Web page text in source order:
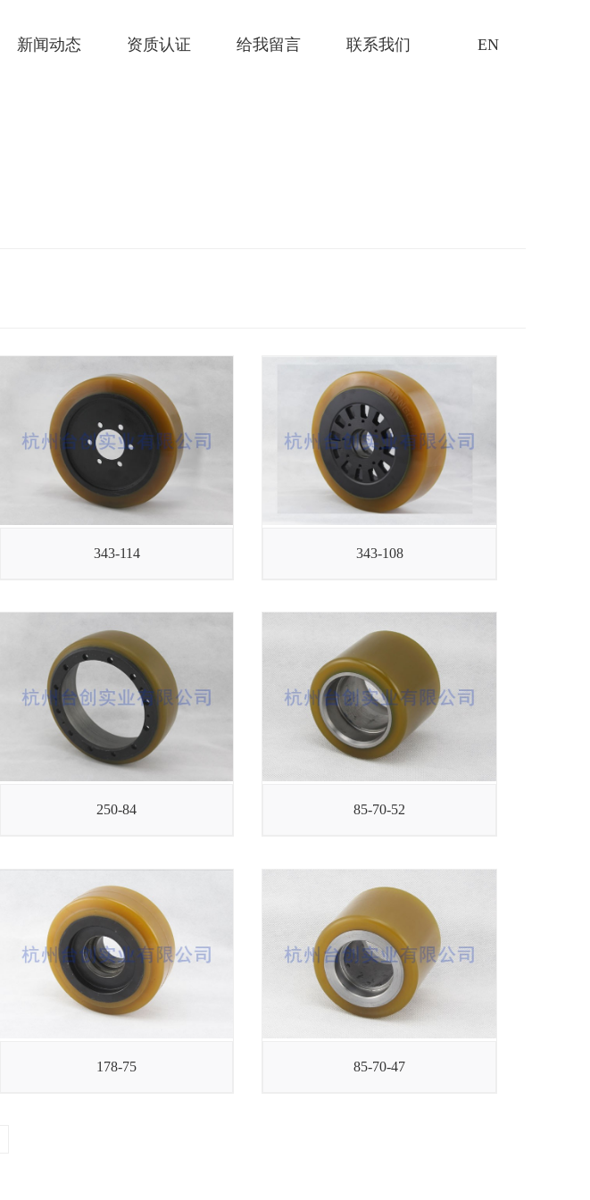
新闻动态 资质认证 给我留言 联系我们 EN
343-114 343-108
250-84 85-70-52
178-75 85-70-47